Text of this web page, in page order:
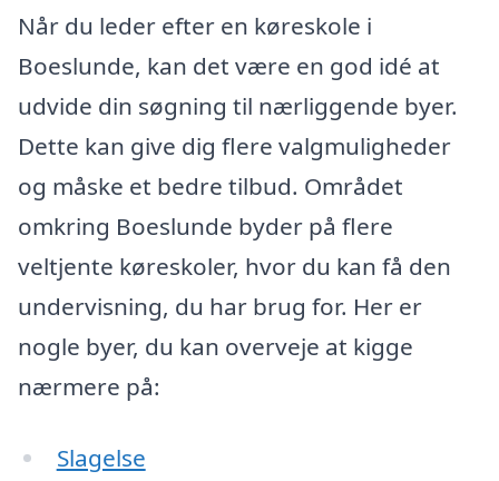
Når du leder efter en køreskole i
Boeslunde, kan det være en god idé at
udvide din søgning til nærliggende byer.
Dette kan give dig flere valgmuligheder
og måske et bedre tilbud. Området
omkring Boeslunde byder på flere
veltjente køreskoler, hvor du kan få den
undervisning, du har brug for. Her er
nogle byer, du kan overveje at kigge
nærmere på:
Slagelse